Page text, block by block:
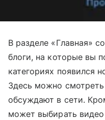
В разделе «Главная»
блоги, на которые вы
категориях появился
Здесь можно
обсуждают в сети.
может выбирать